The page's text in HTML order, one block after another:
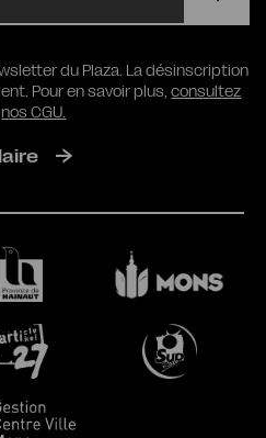
RGPDdu Plaza. La désinscription
Pour en savoir plus,consultez
nos CGU.